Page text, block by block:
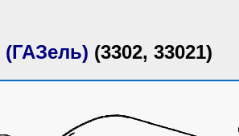
(ГАЗель) (3302, 33021)